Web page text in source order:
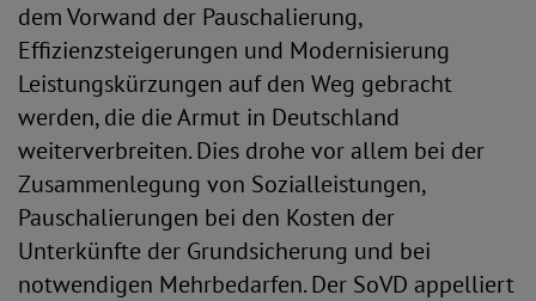
dem Vorwand der Pauschalierung,
Effizienzsteigerungen und Modernisierung
Leistungskürzungen auf den Weg gebracht
werden, die die Armut in Deutschland
weiterverbreiten. Dies drohe vor allem bei der
Zusammenlegung von Sozialleistungen,
Pauschalierungen bei den Kosten der
Unterkünfte der Grundsicherung und bei
notwendigen Mehrbedarfen. Der SoVD appelliert